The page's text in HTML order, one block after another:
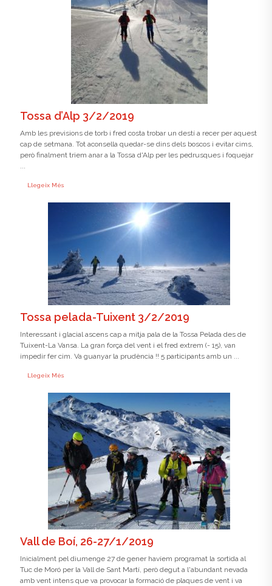
Tossa d’Alp 3/2/2019
Amb les previsions de torb i fred costa trobar un destí a recer per aquest
cap de setmana. Tot aconsella quedar-se dins dels boscos i evitar cims,
però finalment triem anar a la Tossa d'Alp per les pedrusques i foquejar
...
Llegeix Més
Tossa pelada-Tuixent 3/2/2019
Interessant i glacial ascens cap a mitja pala de la Tossa Pelada des de
Tuixent-La Vansa. La gran força del vent i el fred extrem (- 15), van
impedir fer cim. Va guanyar la prudència !! 5 participants amb un ...
Llegeix Més
Vall de Boí, 26-27/1/2019
Inicialment pel diumenge 27 de gener havíem programat la sortida al
Tuc de Moró per la Vall de Sant Martí, però degut a l'abundant nevada
amb vent intens que va provocar la formació de plaques de vent i va